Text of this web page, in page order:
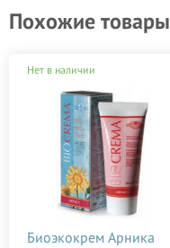
Похожие товары
Нет в наличии
Биоэкокрем Арника